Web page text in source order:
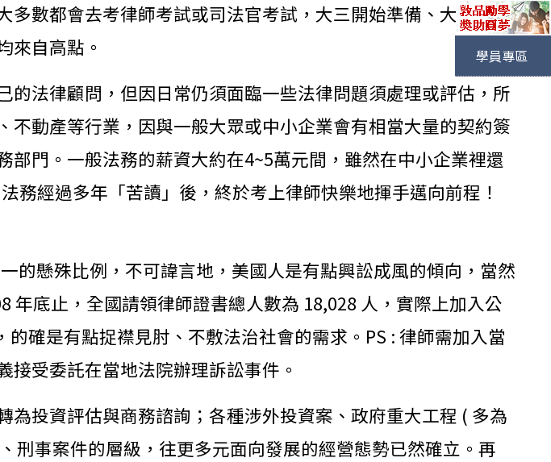
數都會去考律師考試或司法官考試，大三開始準備、大四畢業
來自高點。
法律顧問，但因日常仍須面臨一些法律問題須處理或評估，所
動產等行業，因與一般大眾或中小企業會有相當大量的契約簽
門。一般法務的薪資大約在4~5萬元間，雖然在中小企業裡還
務經過多年「苦讀」後，終於考上律師快樂地揮手邁向前程！
的懸殊比例，不可諱言地，美國人是有點興訟成風的傾向，當然
底止，全國請領律師證書總人數為 18,028 人，實際上加入公
確是有點捉襟見肘、不敷法治社會的需求。PS : 律師需加入當
受委託在當地法院辦理訴訟事件。
投資評估與商務諮詢；各種涉外投資案、政府重大工程 ( 多為
事案件的層級，往更多元面向發展的經營態勢已然確立。再
學員專區